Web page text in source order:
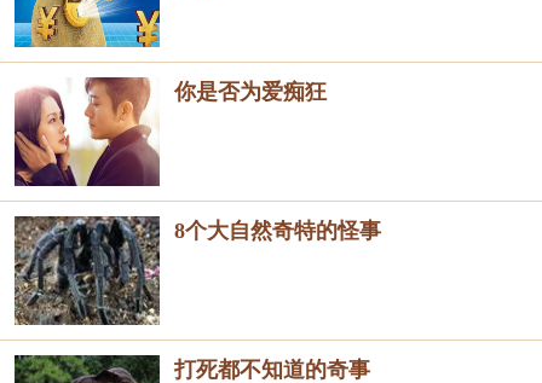
你是否为爱痴狂
8个大自然奇特的怪事
打死都不知道的奇事